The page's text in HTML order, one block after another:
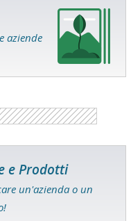
aziende
e Prodotti
un'azienda o un